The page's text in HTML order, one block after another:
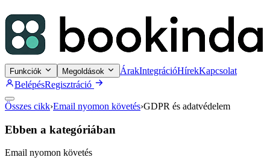
Funkciók Megoldások ÁrakIntegrációHírekKapcsolat
BelépésRegisztráció
Összes cikk›Email nyomon követés›GDPR és adatvédelem
Ebben a kategóriában
Email nyomon követés